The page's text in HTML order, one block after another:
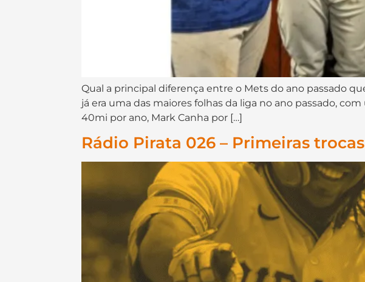
Qual a principal diferença entre o Mets do ano passado
já era uma das maiores folhas da liga no ano passado,
40mi por ano, Mark Canha por […]
Rádio Pirata 026 – Primeiras